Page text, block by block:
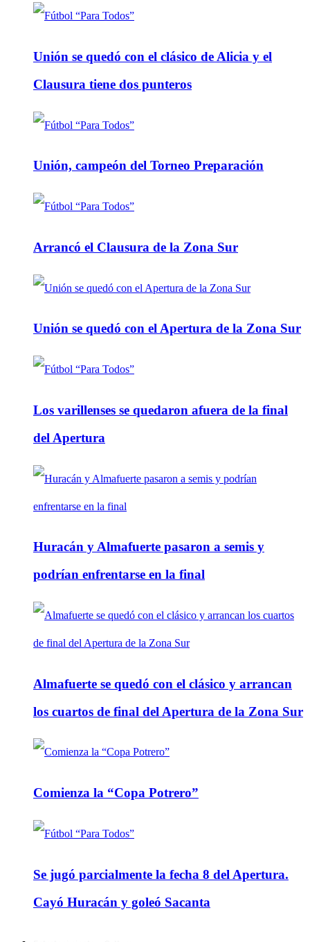
Unión se quedó con el clásico de Alicia y el
Clausura tiene dos punteros
Unión, campeón del Torneo Preparación
Arrancó el Clausura de la Zona Sur
Unión se quedó con el Apertura de la Zona Sur
Los varillenses se quedaron afuera de la final
del Apertura
Huracán y Almafuerte pasaron a semis y
podrían enfrentarse en la final
Almafuerte se quedó con el clásico y arrancan
los cuartos de final del Apertura de la Zona Sur
Comienza la “Copa Potrero”
Se jugó parcialmente la fecha 8 del Apertura.
Cayó Huracán y goleó Sacanta